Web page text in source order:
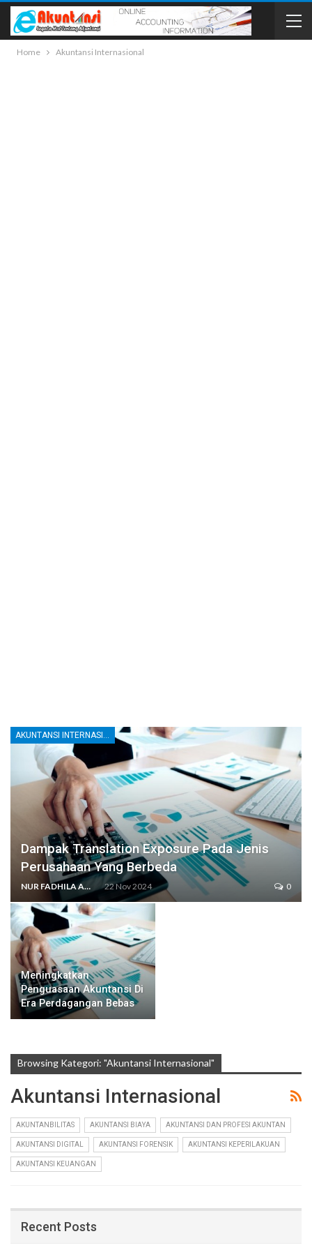
Home Akuntansi Internasional
AKUNTANSI INTERNASIONAL
Dampak Translation Exposure Pada Jenis
Perusahaan Yang Berbeda
NUR FADHILA AMRI, SE., AK., M.SI 22 Nov 2024 0
Meningkatkan
Penguasaan Akuntansi Di
Era Perdagangan Bebas
Browsing Kategori: "Akuntansi Internasional"
Akuntansi Internasional
AKUNTANBILITAS AKUNTANSI BIAYA AKUNTANSI DAN PROFESI AKUNTAN
AKUNTANSI DIGITAL AKUNTANSI FORENSIK AKUNTANSI KEPERILAKUAN
AKUNTANSI KEUANGAN
Recent Posts